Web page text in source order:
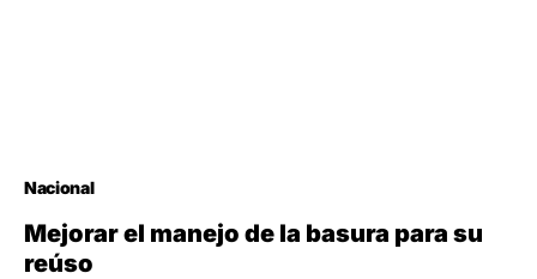
Nacional
Mejorar el manejo de la basura para su
reúso